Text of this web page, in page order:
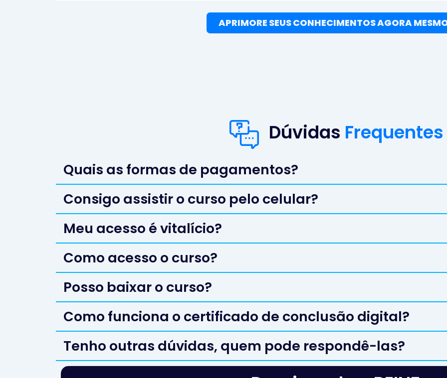
APRIMORE SEUS CONHECIMENTOS AGORA
Dúvidas Frequentes
Quais as formas de pagamentos?
Consigo assistir o curso pelo celular?
Meu acesso é vitalício?
Como acesso o curso?
Posso baixar o curso?
Como funciona o certificado de conclusão digital?
Tenho outras dúvidas, quem pode respondê-las?